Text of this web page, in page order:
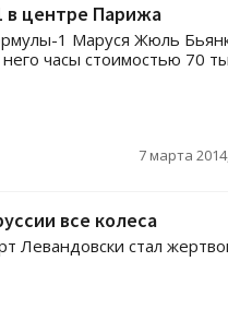
в центре Парижа
1 Маруся Жюль
часы стоимостью 70
7 марта
все колеса
Левандовски стал